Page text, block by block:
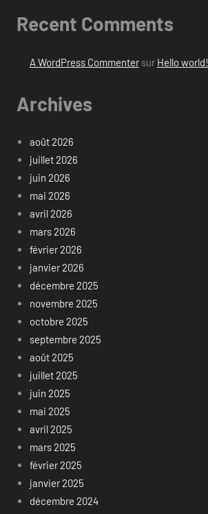
Recent Comments
A WordPress Commentersur Hello world!
Archives
août 2026
juillet 2026
juin 2026
mai 2026
avril 2026
mars 2026
février 2026
janvier 2026
décembre 2025
novembre 2025
octobre 2025
septembre 2025
août 2025
juillet 2025
juin 2025
mai 2025
avril 2025
mars 2025
février 2025
janvier 2025
décembre 2024